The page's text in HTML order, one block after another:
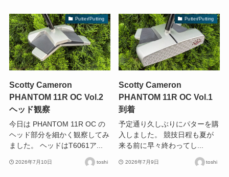
Putter/Putting
Scotty Cameron
PHANTOM 11R OC Vol.2
ヘッド観察
今日は PHANTOM 11R OC の
ヘッド部分を細かく観察してみ
ました。 ヘッドはT6061ア...
2026年7月10日 toshi
Putter/Putting
Scotty Cameron
PHANTOM 11R OC Vol.1
到着
予定通り久しぶりにパターを購
入しました。 競技日程も夏が
来る前に早々終わってし...
2026年7月9日 toshi